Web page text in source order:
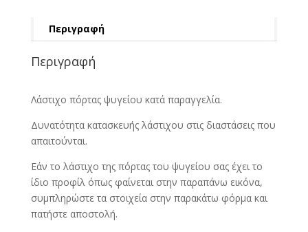
Περιγραφή
Περιγραφή
Λάστιχο πόρτας ψυγείου κατά παραγγελία.
Δυνατότητα κατασκευής λάστιχου στις διαστάσεις που
απαιτούνται.
Εάν το λάστιχο της πόρτας του ψυγείου σας έχει το
ίδιο προφίλ όπως φαίνεται στην παραπάνω εικόνα,
συμπληρώστε τα στοιχεία στην παρακάτω φόρμα και
πατήστε αποστολή.